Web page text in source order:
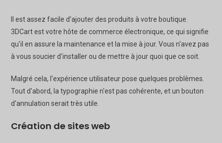
Il est assez facile d'ajouter des produits à votre boutique.
3DCart est votre hôte de commerce électronique, ce qui signifie
qu'il en assure la maintenance et la mise à jour. Vous n'avez pas
à vous soucier d'installer ou de mettre à jour quoi que ce soit.
Malgré cela, l'expérience utilisateur pose quelques problèmes.
Tout d'abord, la typographie n'est pas cohérente, et un bouton
d'annulation serait très utile.
Création de sites web